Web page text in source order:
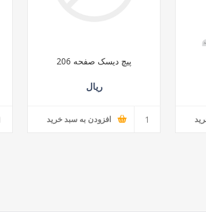
پیچ دیسک صفحه 206
ریال
افزودن به سبد خرید